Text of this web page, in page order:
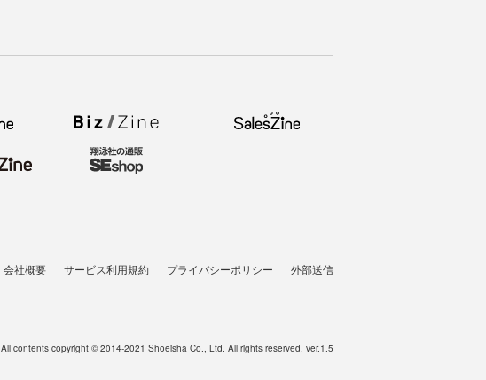
会社概要 サービス利用規約 プライバシーポリシー 外部送信
All contents copyright © 2014-2021 Shoeisha Co., Ltd. All rights reserved. ver.1.5